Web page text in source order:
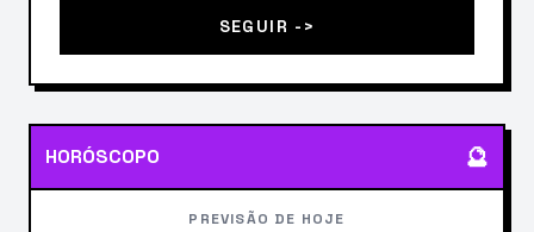
SEGUIR ->
HORÓSCOPO 🔮
PREVISÃO DE HOJE